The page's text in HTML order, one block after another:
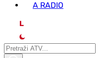
A RADIO
L